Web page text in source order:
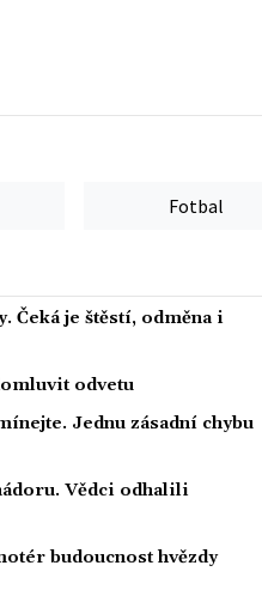
Fotbal
Čeká je štěstí, odměna i
odvetu
Jednu zásadní chybu
Vědci odhalili
budoucnost hvězdy